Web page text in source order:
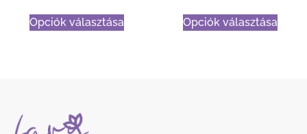
Opciók választása Opciók választása